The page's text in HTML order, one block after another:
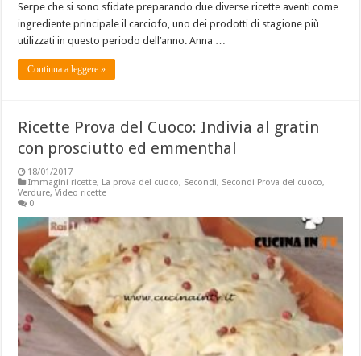
Serpe che si sono sfidate preparando due diverse ricette aventi come
ingrediente principale il carciofo, uno dei prodotti di stagione più
utilizzati in questo periodo dell’anno. Anna …
Continua a leggere »
Ricette Prova del Cuoco: Indivia al gratin
con prosciutto ed emmenthal
18/01/2017
Immagini ricette, La prova del cuoco, Secondi, Secondi Prova del cuoco,
Verdure,Video ricette
0